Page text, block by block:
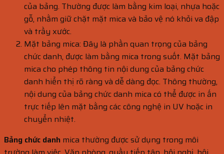
của bảng. Thường được làm bằng kim loại, nhựa hoặc
gỗ, nhằm giữ chặt mặt mica và bảo vệ nó khỏi va đập
và trầy xước.
Mặt bảng mica: Đây là phần quan trọng của bảng
chức danh, được làm bằng mica trong suốt. Mặt bảng
mica cho phép thông tin nội dung của bảng chức
danh hiển thị rõ ràng và dễ dàng đọc. Thông thường,
nội dung của bảng chức danh mica có thể được in ấn
trực tiếp lên mặt bằng các công nghệ in UV hoặc in
chuyển nhiệt.
Bảng chức danh mica thường được sử dụng trong môi